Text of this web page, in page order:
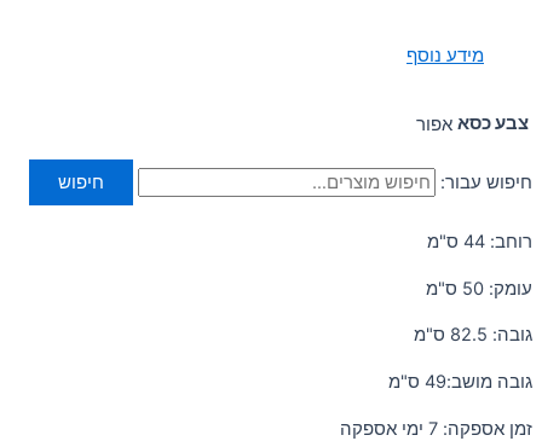
מידע נוסף
צבע כסא אפור
חיפוש עבור: חיפוש
רוחב: 44 ס"מ
עומק: 50 ס"מ
גובה: 82.5 ס"מ
גובה מושב:49 ס"מ
זמן אספקה: 7 ימי אספקה